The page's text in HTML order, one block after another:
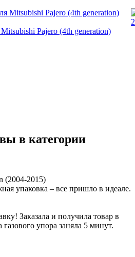
Pajero (4th generation)
в категории
(2004-2015)
упаковка – все пришло в идеале.
Заказала и получила товар в
упора заняла 5 минут.